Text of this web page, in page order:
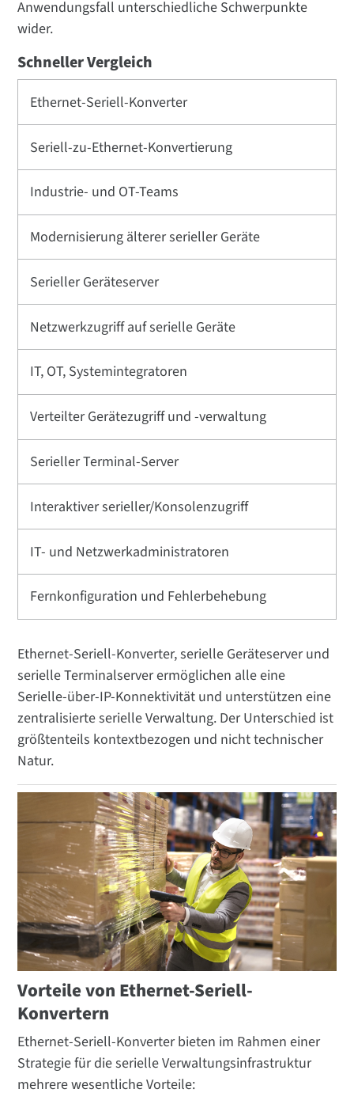
Anwendungsfall unterschiedliche Schwerpunkte
wider.
Schneller Vergleich
Ethernet-Seriell-Konverter
Seriell-zu-Ethernet-Konvertierung
Industrie- und OT-Teams
Modernisierung älterer serieller Geräte
Serieller Geräteserver
Netzwerkzugriff auf serielle Geräte
IT, OT, Systemintegratoren
Verteilter Gerätezugriff und -verwaltung
Serieller Terminal-Server
Interaktiver serieller/Konsolenzugriff
IT- und Netzwerkadministratoren
Fernkonfiguration und Fehlerbehebung
Ethernet-Seriell-Konverter, serielle Geräteserver und
serielle Terminalserver ermöglichen alle eine
Serielle-über-IP-Konnektivität und unterstützen eine
zentralisierte serielle Verwaltung. Der Unterschied ist
größtenteils kontextbezogen und nicht technischer
Natur.
Vorteile von Ethernet-Seriell-
Konvertern
Ethernet-Seriell-Konverter bieten im Rahmen einer
Strategie für die serielle Verwaltungsinfrastruktur
mehrere wesentliche Vorteile: